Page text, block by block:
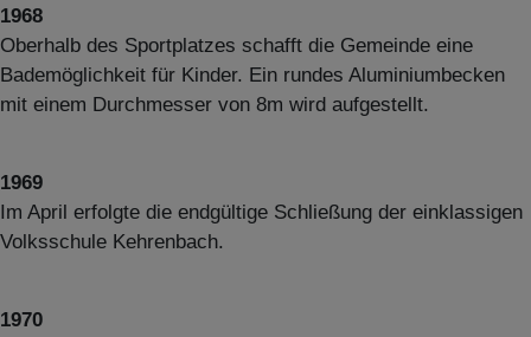
1968
Oberhalb des Sportplatzes schafft die Gemeinde eine
Bademöglichkeit für Kinder. Ein rundes Aluminiumbecken
mit einem Durchmesser von 8m wird aufgestellt.
1969
Im April erfolgte die endgültige Schließung der einklassigen
Volksschule Kehrenbach.
1970